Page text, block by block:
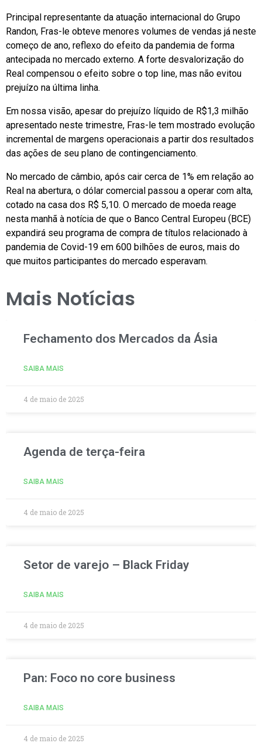
Principal representante da atuação internacional do Grupo
Randon, Fras-le obteve menores volumes de vendas já neste
começo de ano, reflexo do efeito da pandemia de forma
antecipada no mercado externo. A forte desvalorização do
Real compensou o efeito sobre o top line, mas não evitou
prejuízo na última linha.
Em nossa visão, apesar do prejuízo líquido de R$1,3 milhão
apresentado neste trimestre, Fras-le tem mostrado evolução
incremental de margens operacionais a partir dos resultados
das ações de seu plano de contingenciamento.
No mercado de câmbio, após cair cerca de 1% em relação ao
Real na abertura, o dólar comercial passou a operar com alta,
cotado na casa dos R$ 5,10. O mercado de moeda reage
nesta manhã à notícia de que o Banco Central Europeu (BCE)
expandirá seu programa de compra de títulos relacionado à
pandemia de Covid-19 em 600 bilhões de euros, mais do
que muitos participantes do mercado esperavam.
Mais Notícias
Fechamento dos Mercados da Ásia
SAIBA MAIS
4 de maio de 2025
Agenda de terça-feira
SAIBA MAIS
4 de maio de 2025
Setor de varejo – Black Friday
SAIBA MAIS
4 de maio de 2025
Pan: Foco no core business
SAIBA MAIS
4 de maio de 2025